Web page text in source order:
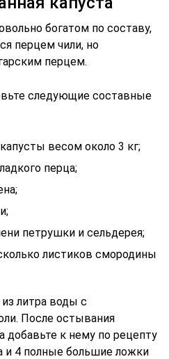
богатом по составу,
перцем чили, но
перцем.
следующие составные
весом около 3 кг;
перца;
петрушки и сельдерея;
листиков смородины
литра воды с
После остывания
добавьте к нему по рецепту
и 4 полные большие ложки